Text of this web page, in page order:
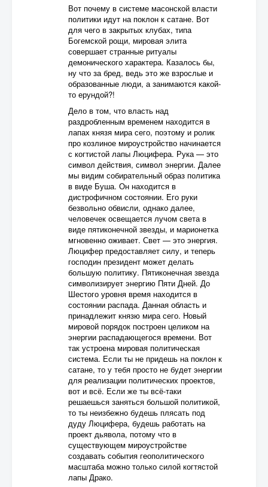
Вот почему в системе масонской власти
политики идут на поклон к сатане. Вот
для чего в закрытых клубах, типа
Богемской рощи, мировая элита
совершает странные ритуалы
демонического характера. Казалось бы,
ну что за бред, ведь это же взрослые и
образованные люди, а занимаются какой-
то ерундой?!
Дело в том, что власть над
раздробленным временем находится в
лапах князя мира сего, поэтому и ролик
про козлиное мироустройство начинается
с когтистой лапы Люцифера. Рука — это
символ действия, символ энергии. Далее
мы видим собирательный образ политика
в виде Буша. Он находится в
дистрофичном состоянии. Его руки
безвольно обвисли, однако далее,
человечек освещается лучом света в
виде пятиконечной звезды, и марионетка
мгновенно оживает. Свет — это энергия.
Люцифер предоставляет силу, и теперь
господин президент может делать
большую политику. Пятиконечная звезда
символизирует энергию Пяти Дней. До
Шестого уровня время находится в
состоянии распада. Данная область и
принадлежит князю мира сего. Новый
мировой порядок построен целиком на
энергии распадающегося времени. Вот
так устроена мировая политическая
система. Если ты не придешь на поклон к
сатане, то у тебя просто не будет энергии
для реализации политических проектов,
вот и всё. Если же ты всё-таки
решаешься заняться большой политикой,
то ты неизбежно будешь плясать под
дуду Люцифера, будешь работать на
проект дьявола, потому что в
существующем мироустройстве
создавать события геополитического
масштаба можно только силой когтястой
лапы Драко.